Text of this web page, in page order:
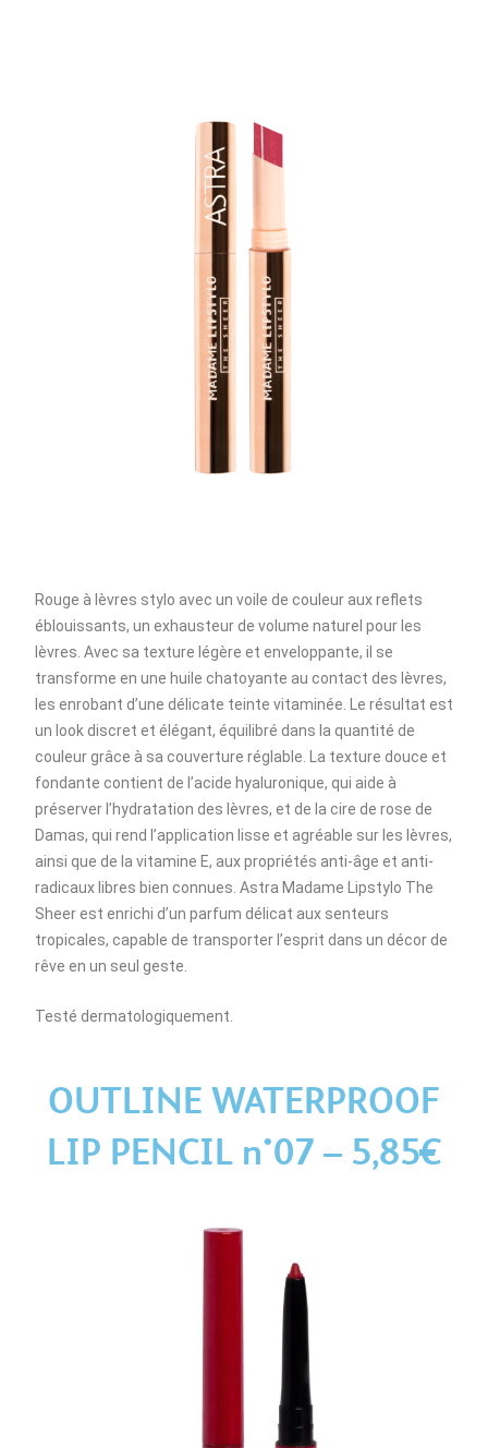
Rouge à lèvres stylo avec un voile de couleur aux reflets
éblouissants, un exhausteur de volume naturel pour les
lèvres. Avec sa texture légère et enveloppante, il se
transforme en une huile chatoyante au contact des lèvres,
les enrobant d’une délicate teinte vitaminée. Le résultat est
un look discret et élégant, équilibré dans la quantité de
couleur grâce à sa couverture réglable. La texture douce et
fondante contient de l’acide hyaluronique, qui aide à
préserver l’hydratation des lèvres, et de la cire de rose de
Damas, qui rend l’application lisse et agréable sur les lèvres,
ainsi que de la vitamine E, aux propriétés anti-âge et anti-
radicaux libres bien connues. Astra Madame Lipstylo The
Sheer est enrichi d’un parfum délicat aux senteurs
tropicales, capable de transporter l’esprit dans un décor de
rêve en un seul geste.
Testé dermatologiquement.
OUTLINE WATERPROOF
LIP PENCIL n°07 – 5,85€